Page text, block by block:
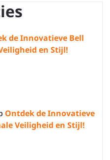
de Innovatieve Bell
en Stijl!
Ontdek de Innovatieve
Veiligheid en Stijl!